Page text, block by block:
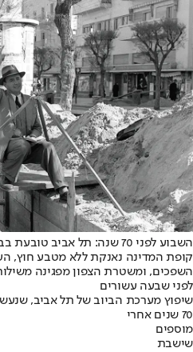
השבוע לפני 70 שנה: תל אביב טובעת בביוב
קופת המדינה נאנקת ללא מטבע חוץ,
השפכים, ומשטרת הצפון מפגינה
לפני שבעה עשורים
שיפוץ מערכת הביוב של תל אביב, שנעשה ב־1955. צילום: פריץ
70 שנים אחרי
מוספים
שישבת